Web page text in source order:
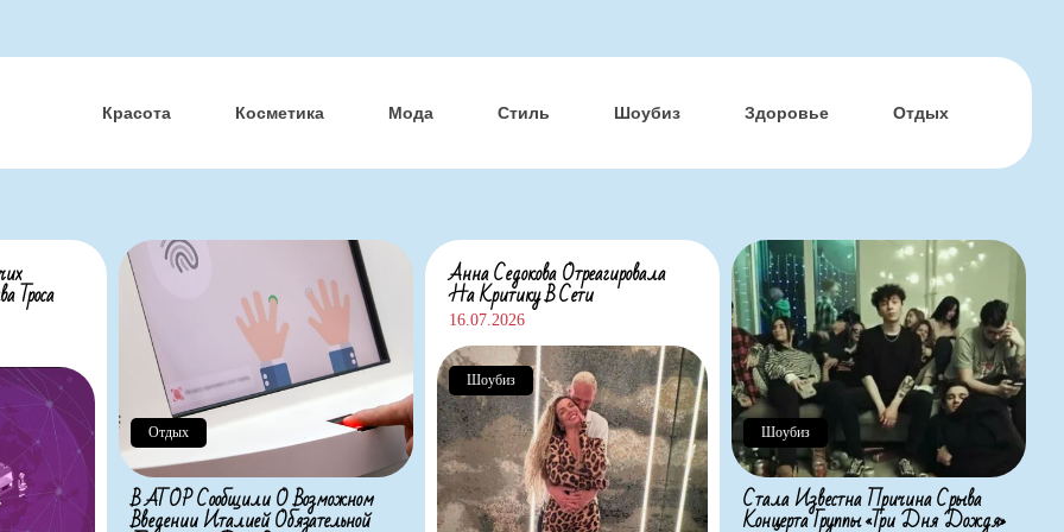
Красота Косметика Мода Стиль Шоубиз Здоровье Отдых
Троса
Отдых
В АТОР Сообщили О Возможном
Введении Италией Обязательной
Анна Седокова Отреагировала
На Критику В Сети
16.07.2026
Шоубиз
Шоубиз
Стала Известна Причина Срыва
Концерта Группы «Три Дня Дождя»